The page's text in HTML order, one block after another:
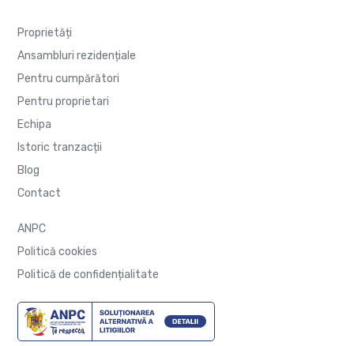
Proprietăți
Ansambluri rezidențiale
Pentru cumpărători
Pentru proprietari
Echipa
Istoric tranzacții
Blog
Contact
ANPC
Politică cookies
Politică de confidențialitate